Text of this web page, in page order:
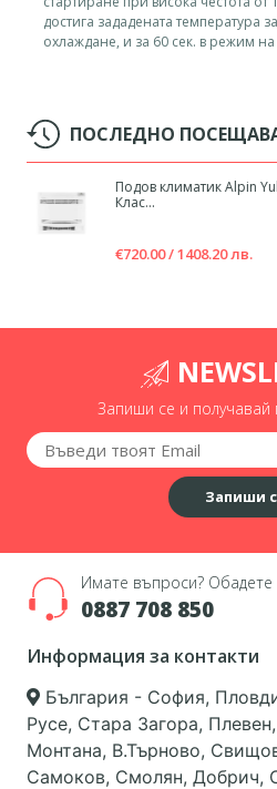
достига зададената температура
охлаждане, и за 60 сек. в режим
ПОСЛЕДНО
Подов климатик Alpin
Клас...
€720.00 / 1408.20 лв.
Запиши се и получавай
Запиши
Имате въпроси? Обадете
0887 708 850
Информация за контакти
България - София,
Русе, Стара Загора,
Монтана, В.Търново,
Самоков, Смолян, Добрич,